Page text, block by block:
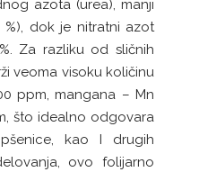
azota (urea), manji
%), dok je nitratni azot
Za razliku od sličnih
veoma visoku količinu
ppm, mangana – Mn
što idealno odgovara
kao I drugih
ovo folijarno